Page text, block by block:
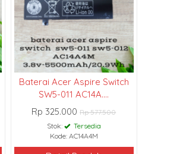
Baterai Acer Aspire Switch
SW5-011 AC14A....
Rp 325.000Rp 577.500
Stok:
Tersedia
Kode: AC14A4M